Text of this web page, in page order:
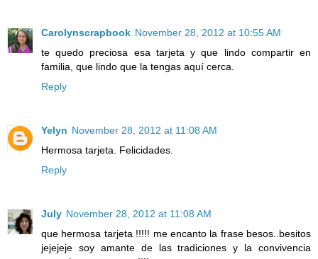
Carolynscrapbook November 28, 2012 at 10:55 AM
te quedo preciosa esa tarjeta y que lindo compartir en
familia, que lindo que la tengas aquí cerca.
Reply
Yelyn November 28, 2012 at 11:08 AM
Hermosa tarjeta. Felicidades.
Reply
July November 28, 2012 at 11:08 AM
que hermosa tarjeta !!!!! me encanto la frase besos..besitos
jejejeje soy amante de las tradiciones y la convivencia